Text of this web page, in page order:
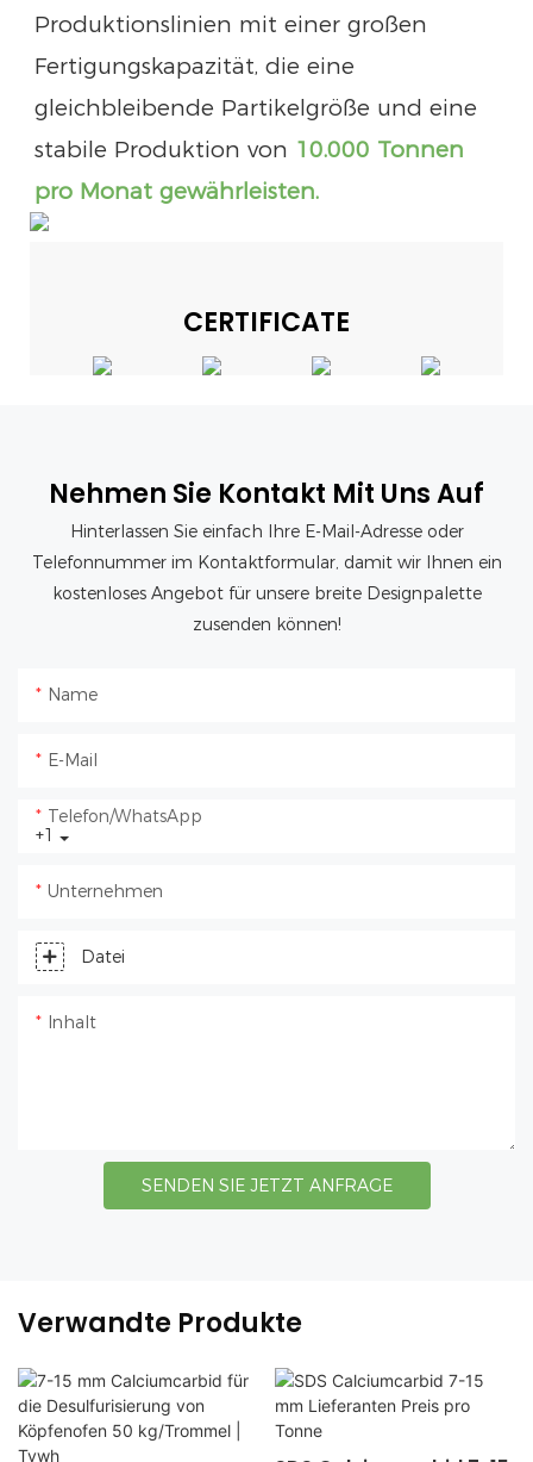
Produktionslinien mit einer großen
Fertigungskapazität, die eine
gleichbleibende Partikelgröße und eine
stabile Produktion von 10.000 Tonnen
pro Monat gewährleisten.
CERTIFICATE
Nehmen Sie Kontakt Mit Uns Auf
Hinterlassen Sie einfach Ihre E-Mail-Adresse oder
Telefonnummer im Kontaktformular, damit wir Ihnen ein
kostenloses Angebot für unsere breite Designpalette
zusenden können!
Name
E-Mail
+1
Telefon/WhatsApp
Unternehmen
Datei
Inhalt
SENDEN SIE JETZT ANFRAGE
Verwandte Produkte